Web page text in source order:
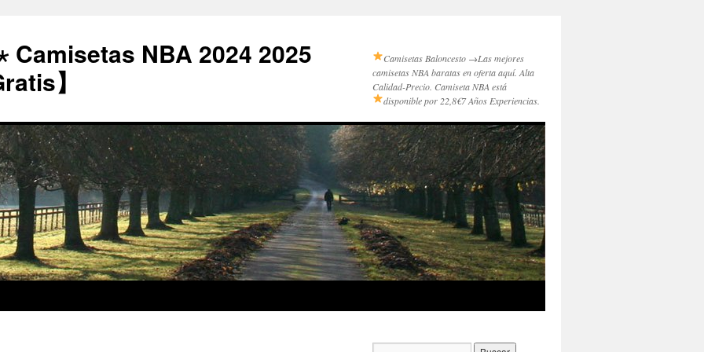
Camisetas NBA 2024 2025
】
Camisetas Baloncesto →Las mejores
camisetas NBA baratas en oferta aquí. Alta
Calidad-Precio. Camiseta NBA está
disponible por 22,8€7 Años Experiencias.